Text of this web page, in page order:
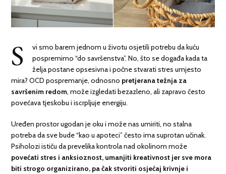
S
vi smo barem jednom u životu osjetili potrebu da kuću
pospremimo “do savršenstva”. No, što se događa kada ta
želja postane opsesivna i počne stvarati stres umjesto
mira? OCD pospremanje, odnosno pretjerana težnja za
savršenim redom, može izgledati bezazleno, ali zapravo često
povećava tjeskobu i iscrpljuje energiju.
Uređen prostor ugodan je oku i može nas umiriti, no stalna
potreba da sve bude “kao u apoteci” često ima suprotan učinak.
Psiholozi ističu da prevelika kontrola nad okolinom može
povećati stres i anksioznost, umanjiti kreativnost jer sve mora
biti strogo organizirano, pa čak stvoriti osjećaj krivnje i